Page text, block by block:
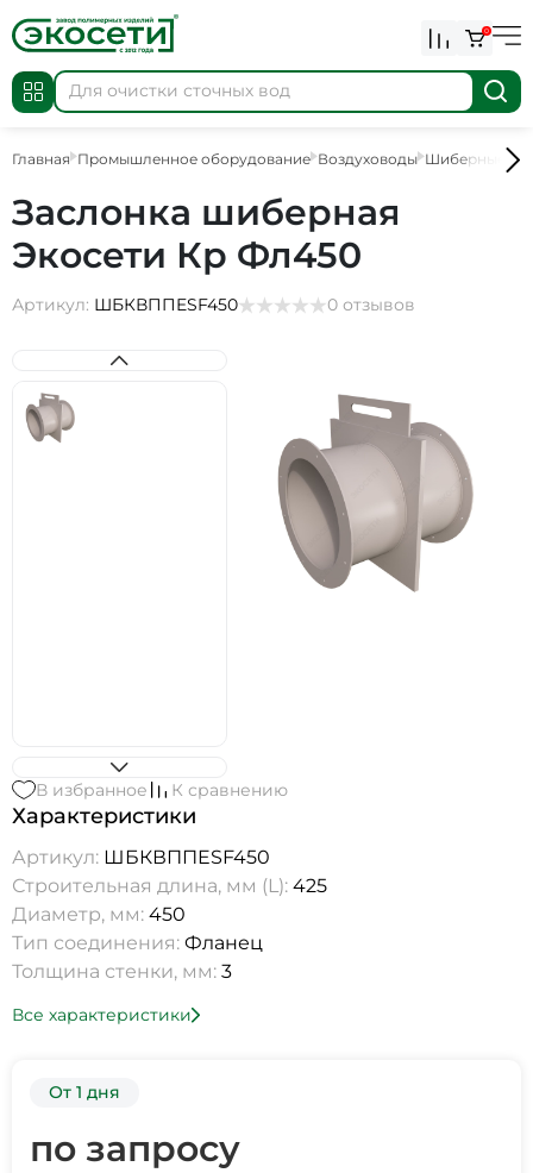
0
Главная Промышленное оборудование Воздуховоды Шиберные
Заслонка шиберная
Экосети Кр Фл450
Артикул: ШБКВППESF450 0 отзывов
В избранное К сравнению
Характеристики
Артикул: ШБКВППESF450
Строительная длина, мм (L): 425
Диаметр, мм: 450
Тип соединения: Фланец
Толщина стенки, мм: 3
Все характеристики
От 1 дня
по запросу